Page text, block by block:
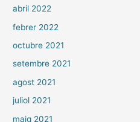
abril 2022
febrer 2022
octubre 2021
setembre 2021
agost 2021
juliol 2021
maig 2021